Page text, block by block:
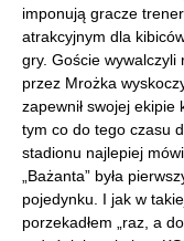
imponują gracze
atrakcyjnym dla
gry. Goście wywalczyli
przez Mrożka
zapewnił swojej
tym co do tego czasu
stadionu najlepiej
„Bażanta” była
pojedynku. I jak w
porzekadłem „raz, a